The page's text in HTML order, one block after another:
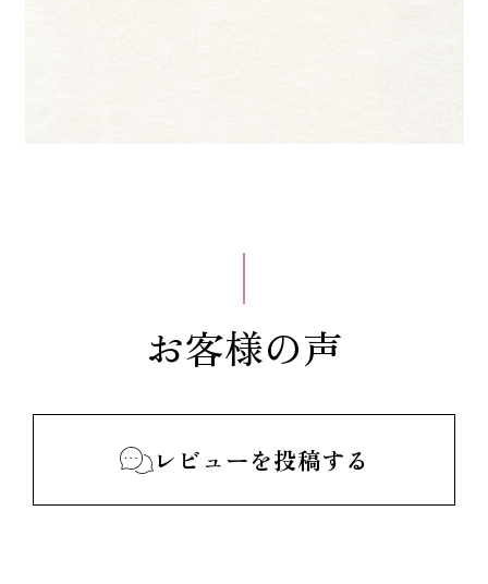
お客様の声
レビューを投稿する